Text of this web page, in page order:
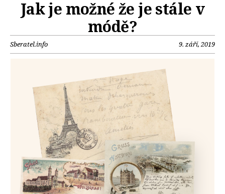
Jak je možné že je stále v
módě?
Sberatel.info 9. září, 2019